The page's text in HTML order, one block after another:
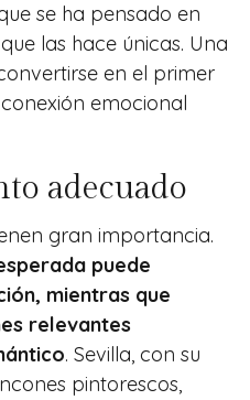
se ha pensado en
las hace únicas. Una
en el primer
emocional
adecuado
gran importancia.
puede
mientras que
relevantes
. Sevilla, con su
pintorescos,